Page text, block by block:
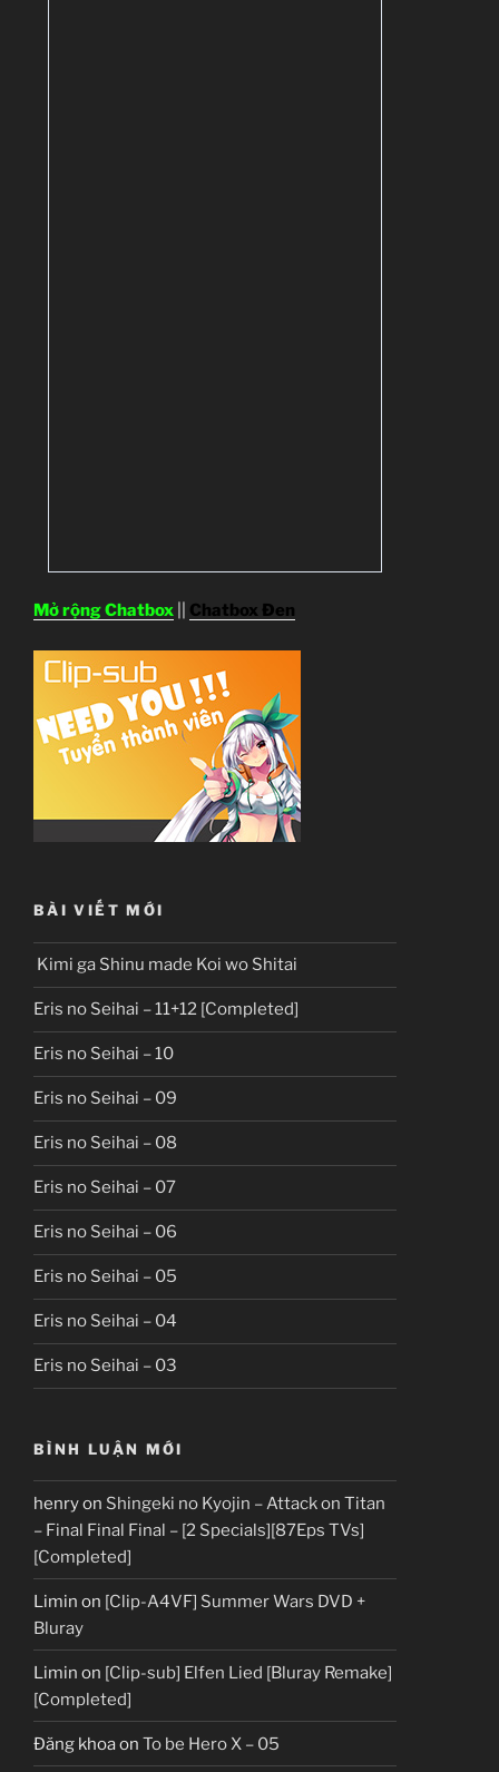
Mở rộng Chatbox Chatbox Đen
BÀI VIẾT MỚI
Kimi ga Shinu made Koi wo Shitai
Eris no Seihai – 11+12 [Completed]
Eris no Seihai – 10
Eris no Seihai – 09
Eris no Seihai – 08
Eris no Seihai – 07
Eris no Seihai – 06
Eris no Seihai – 05
Eris no Seihai – 04
Eris no Seihai – 03
BÌNH LUẬN MỚI
henryon Shingeki no Kyojin – Attack on Titan
– Final Final Final – [2 Specials][87Eps TVs]
[Completed]
Limin on [Clip-A4VF] Summer Wars DVD +
Bluray
Limin on [Clip-sub] Elfen Lied [Bluray Remake]
[Completed]
Đăng khoaon To be Hero X – 05